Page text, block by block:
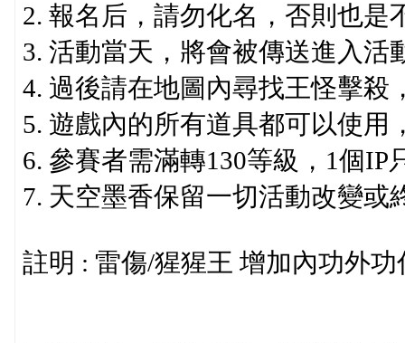
2. 報名后，請勿化名，否則也是
3. 活動當天，將會被傳送進入活
4. 過後請在地圖內尋找王怪擊殺
5. 遊戲內的所有道具都可以使
6. 參賽者需滿轉130等級，1個IP
7. 天空墨香保留一切活動改變或
註明 : 雷傷/猩猩王 增加內功外